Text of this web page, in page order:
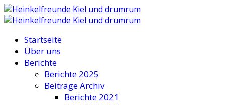
Startseite
Über uns
Berichte
Berichte 2025
Beiträge Archiv
Berichte 2021